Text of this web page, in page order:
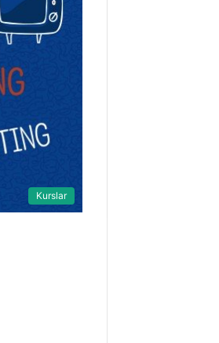
Kurslar